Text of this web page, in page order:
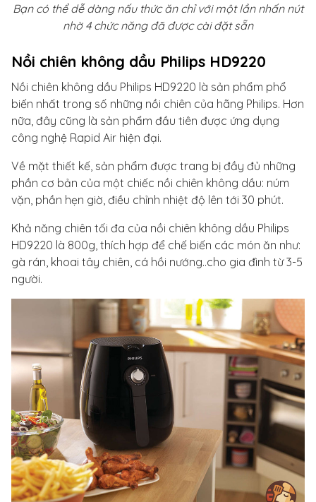
Bạn có thể dễ dàng nấu thức ăn chỉ với một lần nhấn nút
nhờ 4 chức năng đã được cài đặt sẵn
Nồi chiên không dầu Philips HD9220
Nồi chiên không dầu Philips HD9220 là sản phẩm phổ
biến nhất trong số những nồi chiên của hãng Philips. Hơn
nữa, đây cũng là sản phẩm đầu tiên được ứng dụng
công nghệ Rapid Air hiện đại.
Về mặt thiết kế, sản phẩm được trang bị đầy đủ những
phần cơ bản của một chiếc nồi chiên không dầu: núm
vặn, phần hẹn giờ, điều chỉnh nhiệt độ lên tới 30 phút.
Khả năng chiên tối đa của nồi chiên không dầu Philips
HD9220 là 800g, thích hợp để chế biến các món ăn như:
gà rán, khoai tây chiên, cá hồi nướng..cho gia đình từ 3-5
người.